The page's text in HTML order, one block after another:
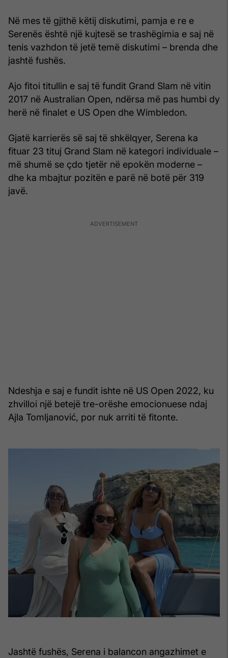
Në mes të gjithë këtij diskutimi, pamja e re e
Serenës është një kujtesë se trashëgimia e saj në
tenis vazhdon të jetë temë diskutimi – brenda dhe
jashtë fushës.
Ajo fitoi titullin e saj të fundit Grand Slam në vitin
2017 në Australian Open, ndërsa më pas humbi dy
herë në finalet e US Open dhe Wimbledon.
Gjatë karrierës së saj të shkëlqyer, Serena ka
fituar 23 tituj Grand Slam në kategori individuale –
më shumë se çdo tjetër në epokën moderne –
dhe ka mbajtur pozitën e parë në botë për 319
javë.
Ndeshja e saj e fundit ishte në US Open 2022, ku
zhvilloi një betejë tre-orëshe emocionuese ndaj
Ajla Tomljanović, por nuk arriti të fitonte.
Jashtë fushës, Serena i balancon angazhimet e